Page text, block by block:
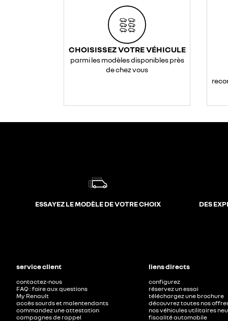
CHOISISSEZ VOTRE VÉHICULE
parmi les modèles disponibles près
de chez vous
ESSAYEZ LE MODÈLE DE VOTRE CHOIX DES
service client
contactez-nous
FAQ : foire aux questions
My Renault
accès sourds et malentendants
commandez une attestation
campagnes de rappel
liens directs
configurez
réservez un essai
téléchargez une brochure
découvrez toutes nos
nos véhicules utilitaires
fiscalité automobile